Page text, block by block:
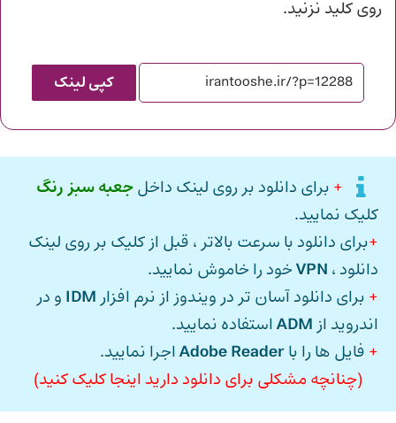
روی کلید نزنید.
کپی لینک
+ برای دانلود بر روی لینک داخلجعبه سبز رنگ
کلیک نمایید.
+برای دانلود با سرعت بالاتر ، قبل از کلیک بر روی لینک
دانلود ، VPNخود را خاموش نمایید.
+ برای دانلود آسان تر در ویندوز از نرم افزار IDM و در
اندروید از ADMاستفاده نمایید.
+ فایل ها را باAdobe Readerاجرا نمایید.
(چنانچه مشکلی برای دانلود دارید اینجا کلیک کنید)